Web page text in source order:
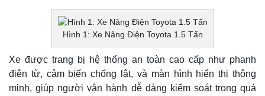
Hình 1: Xe Nâng Điện Toyota 1.5 Tấn
Xe được trang bị hệ thống an toàn cao cấp như phanh
điện từ, cảm biến chống lật, và màn hình hiển thị thông
minh, giúp người vận hành dễ dàng kiểm soát trong quá